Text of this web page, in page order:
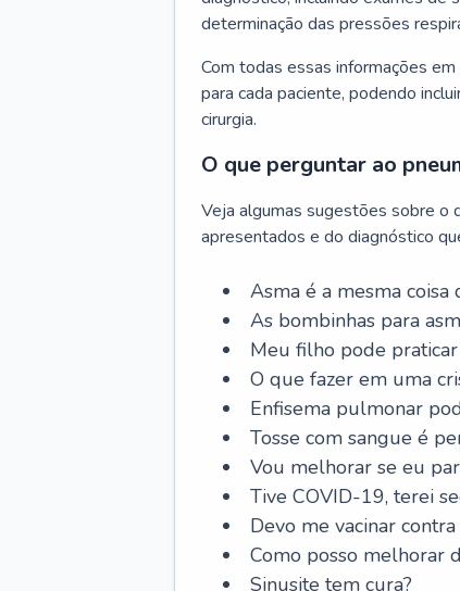
determinação das pressões
Com todas essas informações
para cada paciente, podendo
cirurgia.
O que perguntar ao
Veja algumas sugestões sobre o
apresentados e do diagnóstico
Asma é a mesma
As bombinhas para
Meu filho pode
O que fazer em uma
Enfisema pulmonar
Tosse com sangue é
Vou melhorar se eu
Tive COVID-19, terei
Devo me vacinar
Como posso melhorar
Sinusite tem cura?